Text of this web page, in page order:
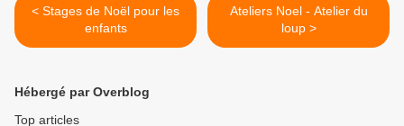
< Stages de Noël pour les
enfants
Ateliers Noel - Atelier du
loup >
Hébergé par Overblog
Top articles